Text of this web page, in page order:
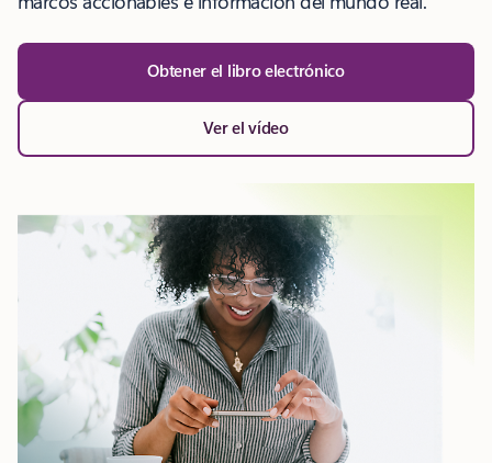
Obtener el libro electrónico
Ver el vídeo